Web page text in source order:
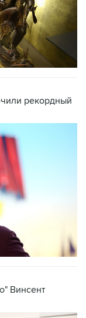
рекордный
Винсент